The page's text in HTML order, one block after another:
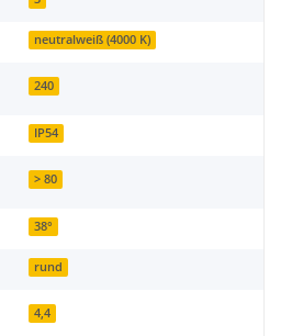
neutralweiß (4000 K)
240
IP54
> 80
38°
rund
4,4